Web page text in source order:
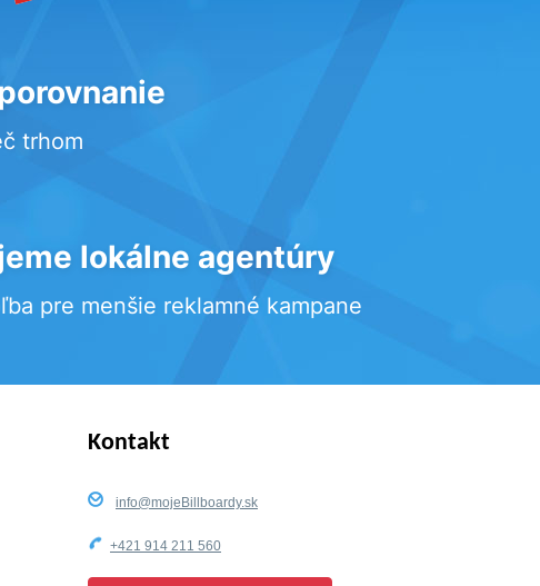
trhom
lokálne agentúry
pre menšie reklamné kampane
Kontakt
info@mojeBillboardy.sk
+421 914 211 560